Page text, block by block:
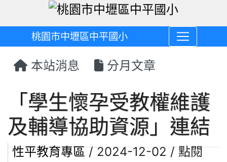
桃園市中壢區中平國小
本站消息 分月文章
「學生懷孕受教權維護
及輔導協助資源」連結
性平教育專區/ 2024-12-02 / 點閱